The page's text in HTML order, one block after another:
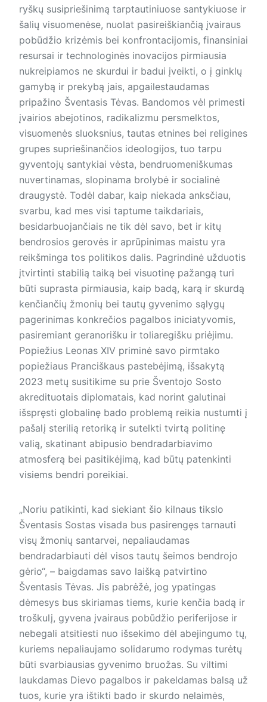
ryškų susipriešinimą tarptautiniuose santykiuose ir
šalių visuomenėse, nuolat pasireiškiančią įvairaus
pobūdžio krizėmis bei kon­fron­tacijomis, finansiniai
resursai ir technologinės inovacijos pirmiausia
nukreipiamos ne skurdui ir badui įveikti, o į ginklų
gamybą ir prekybą jais, apgailestaudamas
pripažino Šven­tasis Tėvas. Bandomos vėl primesti
įvairios abejotinos, radikalizmu persmelktos,
visuomenės sluoksnius, tautas etnines bei religines
grupes supriešinančios ideologijos, tuo tarpu
gyventojų santykiai vėsta, bendruomeniškumas
nuvertinamas, slopinama brolybė ir socialinė
draugystė. Todėl dabar, kaip niekada anksčiau,
svarbu, kad mes visi taptume taikdariais,
besidarbuojančiais ne tik dėl savo, bet ir kitų
bendrosios gerovės ir aprūpinimas maistu yra
reikšminga tos politikos dalis. Pagrindinė užduotis
įtvirtinti stabilią taiką bei visuotinę pažangą turi
būti suprasta pirmiausia, kaip badą, karą ir skurdą
kenčiančių žmonių bei tautų gyvenimo sąlygų
pagerinimas konkrečios pagalbos iniciatyvomis,
pasiremiant geranorišku ir toliaregišku priėjimu.
Popiežius Leonas XIV priminė savo pirmtako
popiežiaus Pranciškaus pastebėjimą, išsakytą
2023 metų susitikime su prie Šventojo Sosto
akredituotais diplomatais, kad norint galutinai
išspręsti globalinę bado problemą reikia nustumti į
pašalį sterilią retoriką ir sutelkti tvirtą politinę
valią, skatinant abipusio bendradarbiavimo
atmosferą bei pasitikėjimą, kad būtų patenkinti
visiems bendri poreikiai.
„Noriu patikinti, kad siekiant šio kilnaus tikslo
Šventasis Sostas visada bus pasirengęs tarnauti
visų žmonių santarvei, nepaliaudamas
bendradarbiauti dėl visos tautų šeimos bendrojo
gėrio“, – baigdamas savo laišką patvirtino
Šventasis Tėvas. Jis pabrėžė, jog ypatingas
dėmesys bus skiriamas tiems, kurie kenčia badą ir
troškulį, gyvena įvairaus pobūdžio periferijose ir
nebegali atsitiesti nuo išsekimo dėl abejingumo tų,
kuriems nepaliaujamo solidarumo rodymas turėtų
būti svarbiausias gyvenimo bruožas. Su viltimi
laukdamas Dievo pagalbos ir pakeldamas balsą už
tuos, kurie yra ištikti bado ir skurdo nelaimės,